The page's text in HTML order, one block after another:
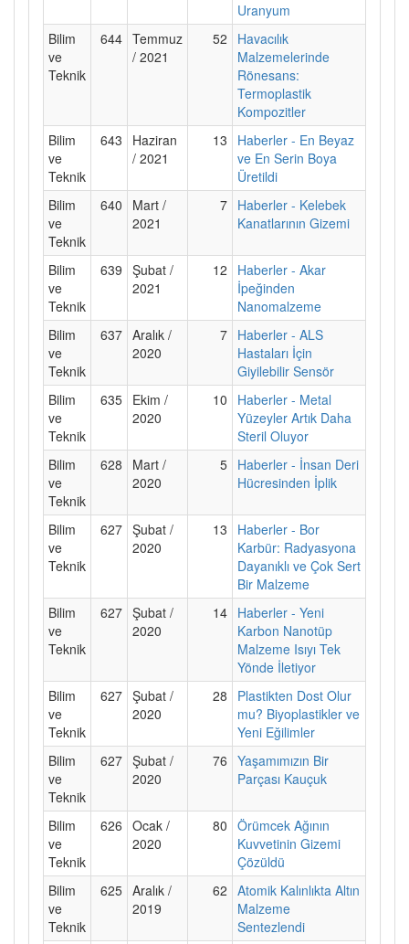
Uranyum
Bilim
ve
Teknik
644 Temmuz
/ 2021
52
Havacılık
Malzemelerinde
Rönesans:
Termoplastik
Kompozitler
Bilim
ve
Teknik
643
Haziran
/ 2021
13
Haberler - En Beyaz
ve En Serin Boya
Üretildi
Bilim
ve
Teknik
640
Mart /
2021
7 Haberler - Kelebek
Kanatlarının Gizemi
Bilim
ve
Teknik
639 Şubat /
2021
12
Haberler - Akar
İpeğinden
Nanomalzeme
Bilim
ve
Teknik
637 Aralık /
2020
7 Haberler - ALS
Hastaları İçin
Giyilebilir Sensör
Bilim
ve
Teknik
635 Ekim /
2020
10
Haberler - Metal
Yüzeyler Artık Daha
Steril Oluyor
Bilim
ve
Teknik
628
Mart /
2020
5 Haberler - İnsan Deri
Hücresinden İplik
Bilim
ve
Teknik
627 Şubat /
2020
13
Haberler - Bor
Karbür: Radyasyona
Dayanıklı ve Çok Sert
Bir Malzeme
Bilim
ve
Teknik
627 Şubat /
2020
14 Haberler - Yeni
Karbon Nanotüp
Malzeme Isıyı Tek
Yönde İletiyor
Bilim
ve
Teknik
627 Şubat /
2020
28
Plastikten Dost Olur
mu? Biyoplastikler ve
Yeni Eğilimler
Bilim
ve
Teknik
627 Şubat /
2020
76 Yaşamımızın Bir
Parçası Kauçuk
Bilim
ve
Teknik
626 Ocak /
2020
80 Örümcek Ağının
Kuvvetinin Gizemi
Çözüldü
Bilim
ve
Teknik
625 Aralık /
2019
62 Atomik Kalınlıkta Altın
Malzeme
Sentezlendi